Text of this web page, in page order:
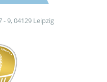
9, 04129 Leipzig